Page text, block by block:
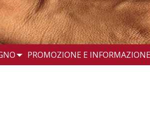
PROMOZIONE E INFORMAZIONE